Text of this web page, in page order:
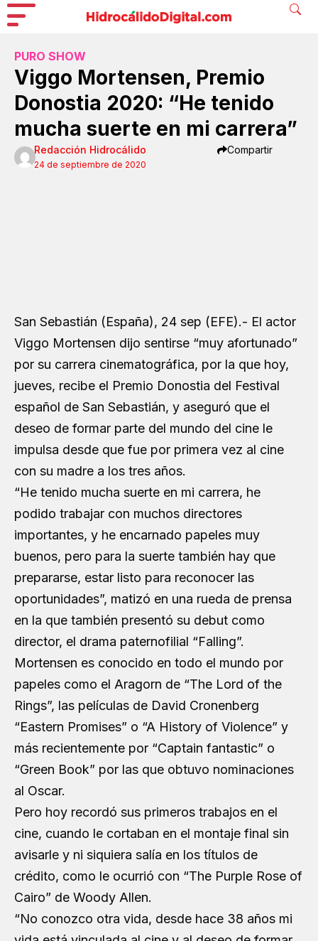
PURO SHOW
Viggo Mortensen, Premio
Donostia 2020: “He tenido
mucha suerte en mi carrera”
Redacción Hidrocálido
24 de septiembre de 2020
Compartir
San Sebastián (España), 24 sep (EFE).- El actor
Viggo Mortensen dijo sentirse “muy afortunado”
por su carrera cinematográfica, por la que hoy,
jueves, recibe el Premio Donostia del Festival
español de San Sebastián, y aseguró que el
deseo de formar parte del mundo del cine le
impulsa desde que fue por primera vez al cine
con su madre a los tres años.
“He tenido mucha suerte en mi carrera, he
podido trabajar con muchos directores
importantes, y he encarnado papeles muy
buenos, pero para la suerte también hay que
prepararse, estar listo para reconocer las
oportunidades”, matizó en una rueda de prensa
en la que también presentó su debut como
director, el drama paternofilial “Falling”.
Mortensen es conocido en todo el mundo por
papeles como el Aragorn de “The Lord of the
Rings”, las películas de David Cronenberg
“Eastern Promises” o “A History of Violence” y
más recientemente por “Captain fantastic” o
“Green Book” por las que obtuvo nominaciones
al Oscar.
Pero hoy recordó sus primeros trabajos en el
cine, cuando le cortaban en el montaje final sin
avisarle y ni siquiera salía en los títulos de
crédito, como le ocurrió con “The Purple Rose of
Cairo” de Woody Allen.
“No conozco otra vida, desde hace 38 años mi